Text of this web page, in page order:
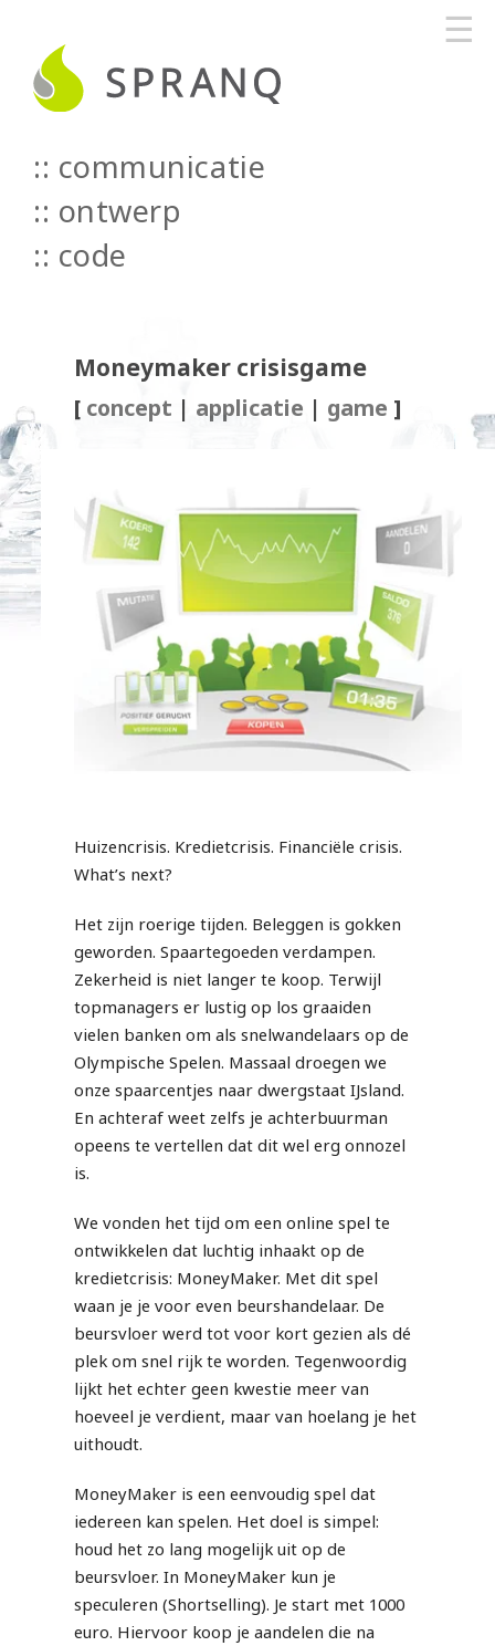
communicatie
::
ontwerp
::
code
☰
Moneymaker crisisgame
[ concept | applicatie | game ]
Huizencrisis. Kredietcrisis. Financiële crisis.
What’s next?
Het zijn roerige tijden. Beleggen is gokken
geworden. Spaartegoeden verdampen.
Zekerheid is niet langer te koop. Terwijl
topmanagers er lustig op los graaiden
vielen banken om als snelwandelaars op de
Olympische Spelen. Massaal droegen we
onze spaarcentjes naar dwergstaat IJsland.
En achteraf weet zelfs je achterbuurman
opeens te vertellen dat dit wel erg onnozel
is.
We vonden het tijd om een online spel te
ontwikkelen dat luchtig inhaakt op de
kredietcrisis: MoneyMaker. Met dit spel
waan je je voor even beurshandelaar. De
beursvloer werd tot voor kort gezien als dé
plek om snel rijk te worden. Tegenwoordig
lijkt het echter geen kwestie meer van
hoeveel je verdient, maar van hoelang je het
uithoudt.
MoneyMaker is een eenvoudig spel dat
iedereen kan spelen. Het doel is simpel:
houd het zo lang mogelijk uit op de
beursvloer. In MoneyMaker kun je
speculeren (Shortselling). Je start met 1000
euro. Hiervoor koop je aandelen die na